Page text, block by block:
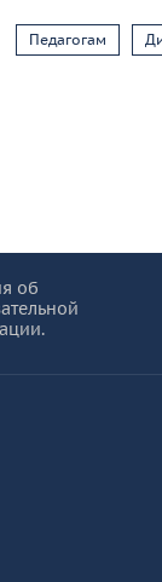
Педагогам
об